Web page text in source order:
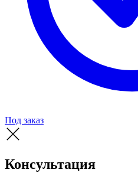
Под заказ
Консультация